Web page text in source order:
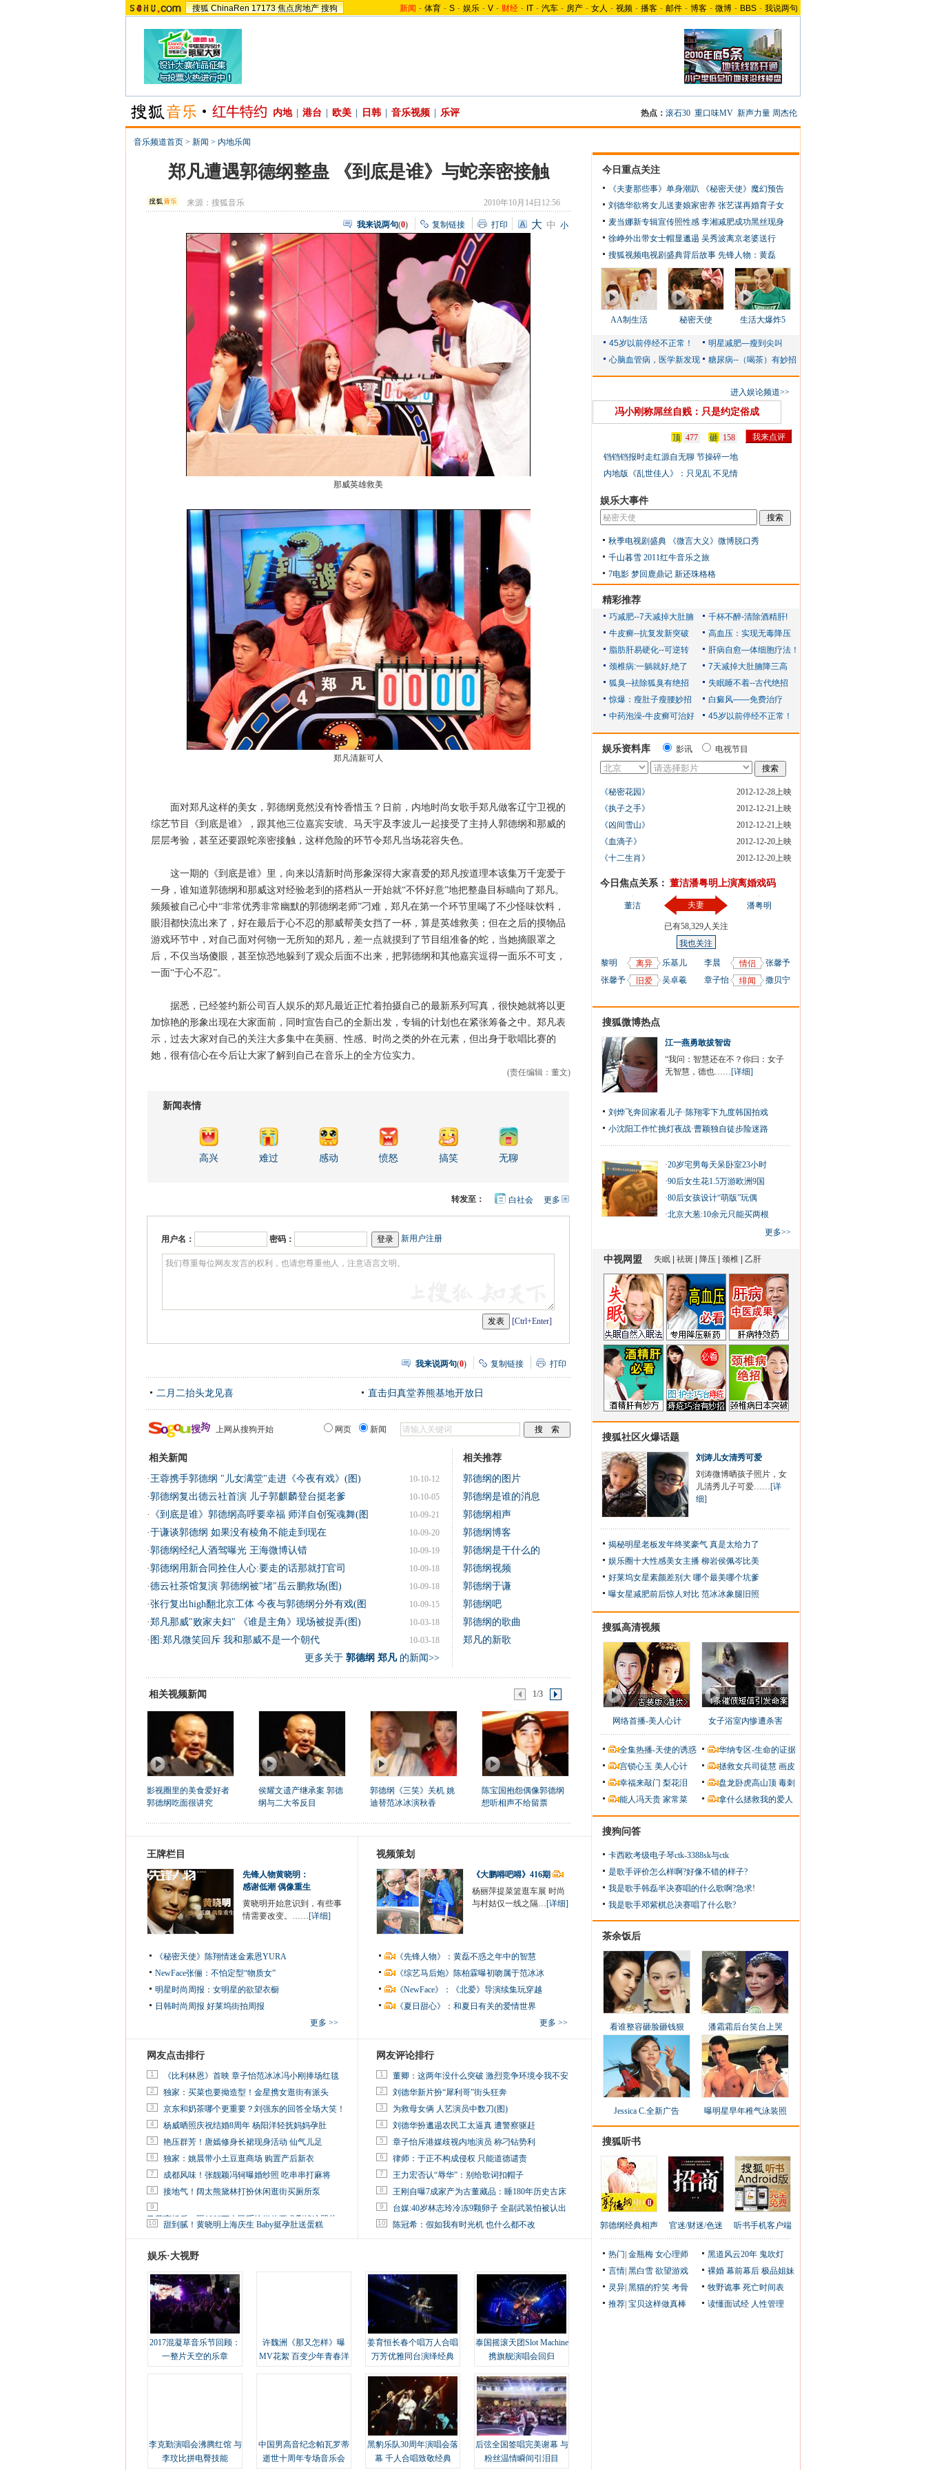
搜狐 ChinaRen 17173 焦点房地产 搜狗 新闻 - 体育 - S - 娱乐 - V - 财经 - IT - 汽车 - 房产 - 女人 - 视频 - 播客 - 邮件 - 博客 - 微博 - BBS - 我说两句
内地 港台 欧美 日韩 音乐视频 乐评 热点： 滚石30 重口味MV 新声力量 周杰伦
音乐频道首页 > 新闻 > 内地乐闻
郑凡遭遇郭德纲整蛊 《到底是谁》与蛇亲密接触
来源：搜狐音乐 2010年10月14日12:56
我来说两句(0) 复制链接 打印 大 中 小
那威英雄救美
郑凡清新可人
面对郑凡这样的美女，郭德纲竟然没有怜香惜玉？日前，内地时尚女歌手郑凡做客辽宁卫视的
综艺节目《到底是谁》，跟其他三位嘉宾安琥、马天宇及李波儿一起接受了主持人郭德纲和那威的
层层考验，甚至还要跟蛇亲密接触，这样危险的环节令郑凡当场花容失色。
这一期的《到底是谁》里，向来以清新时尚形象深得大家喜爱的郑凡按道理本该集万千宠爱于
一身，谁知道郭德纲和那威这对经验老到的搭档从一开始就“不怀好意”地把整蛊目标瞄向了郑凡。
频频被自己心中“非常优秀非常幽默的郭德纲老师”刁难，郑凡在第一个环节里喝了不少怪味饮料，
眼泪都快流出来了，好在最后于心不忍的那威帮美女挡了一杯，算是英雄救美；但在之后的摸物品
游戏环节中，对自己面对何物一无所知的郑凡，差一点就摸到了节目组准备的蛇，当她摘眼罩之
后，不仅当场傻眼，甚至惊恐地躲到了观众后面不出来，把郭德纲和其他嘉宾逗得一面乐不可支，
一面“于心不忍”。
据悉，已经签约新公司百人娱乐的郑凡最近正忙着拍摄自己的最新系列写真，很快她就将以更
加惊艳的形象出现在大家面前，同时宣告自己的全新出发，专辑的计划也在紧张筹备之中。郑凡表
示，过去大家对自己的关注大多集中在美丽、性感、时尚之类的外在元素，但出身于歌唱比赛的
她，很有信心在今后让大家了解到自己在音乐上的全方位实力。
(责任编辑：董文)
新闻表情
高兴 难过 感动 愤怒 搞笑 无聊
更多开
转发至： 白社会
用户名： 密码： 新用户注册
[Ctrl+Enter]
我来说两句(0) 复制链接 打印
二月二抬头龙见喜 直击归真堂养熊基地开放日
上网从搜狗开始 网页 新闻
相关新闻
10-10-12
·王蓉携手郭德纲 "儿女满堂"走进《今夜有戏》(图)
10-10-05
·郭德纲复出德云社首演 儿子郭麒麟登台挺老爹
10-09-21
· 《到底是谁》郭德纲高呼要幸福 师洋自创冤魂舞(图
10-09-20
·于谦谈郭德纲 如果没有棱角不能走到现在
10-09-19
·郭德纲经纪人酒驾曝光 王海微博认错
10-09-18
·郭德纲用新合同拴住人心:要走的话那就打官司
10-09-18
·德云社茶馆复演 郭德纲被"堵"岳云鹏救场(图)
10-09-15
·张行复出high翻北京工体 今夜与郭德纲分外有戏(图
10-03-18
·郑凡那威"败家夫妇" 《谁是主角》现场被捉弄(图)
10-03-18
· 图:郑凡微笑回斥 我和那威不是一个朝代
更多关于 郭德纲 郑凡的新闻>>
相关推荐
郭德纲的图片
郭德纲是谁的消息
郭德纲相声
郭德纲博客
郭德纲是干什么的
郭德纲视频
郭德纲于谦
郭德纲吧
郭德纲的歌曲
郑凡的新歌
相关视频新闻 1/3
影视圈里的美食爱好者
郭德纲吃面很讲究
侯耀文遗产继承案 郭德
纲与二大爷反目
郭德纲《三笑》关机 姚
迪替范冰冰演秋香
陈宝国抱怨偶像郭德纲
想听相声不给留票
王牌栏目
先锋人物黄晓明：
感谢低潮 偶像重生
黄晓明开始意识到，有些事
情需要改变。……[详细]
《秘密天使》陈翔情迷金素恩YURA
NewFace张俪：不怕定型“物质女”
明星时尚周报：女明星的欲望衣橱
日韩时尚周报 好莱坞街拍周报
更多 >>
视频策划
《大鹏嘚吧嘚》416期
杨丽萍提菜篮逛车展 时尚
与村姑仅一线之隔…[详细]
《先锋人物》：黄磊不惑之年中的智慧
《综艺马后炮》陈柏霖曝初吻属于范冰冰
《NewFace》：《北爱》导演续集玩穿越
《夏日甜心》：和夏日有关的爱情世界
更多 >>
网友点击排行
1 《比利林恩》首映 章子怡范冰冰冯小刚捧场红毯
2 独家：买菜也要拗造型！金星携女逛街有派头
3 京东和奶茶哪个更重要？刘强东的回答全场大笑！
4 杨威晒照庆祝结婚8周年 杨阳洋轻抚妈妈孕肚
5 艳压群芳！唐嫣修身长裙现身活动 仙气儿足
6 独家：姚晨带小土豆逛商场 购置产后新衣
7 成都风味！张靓颖冯轲曝婚纱照 吃串串打麻将
8 接地气！阔太熊黛林打扮休闲逛街买厕所泵
9
马蓉离婚后，砸1000万人民币给媒体要求删掉这照片
10 甜到腻！黄晓明上海庆生 Baby挺孕肚送蛋糕
网友评论排行
1 董卿：这两年没什么突破 激烈竞争环境令我不安
2 刘德华新片扮“犀利哥”街头狂奔
3 为救母女俩 人艺演员中数刀(图)
4 刘德华扮邋遢农民工太逼真 遭警察驱赶
5 章子怡斥港媒歧视内地演员 称刁钻势利
6 律师：于正不构成侵权 只能道德谴责
7 王力宏否认“辱华”：别给歌词扣帽子
8 王刚自曝7成家产为古董藏品：睡180年历史古床
9 台媒:40岁林志玲冷冻9颗卵子 全副武装怕被认出
10 陈冠希：假如我有时光机 也什么都不改
娱乐·大视野
2017混凝草音乐节回顾：
一整片天空的乐章
许魏洲《那又怎样》曝
MV花絮 百变少年青春洋
姜育恒长春个唱万人合唱
万芳优雅同台演绎经典
泰国摇滚天团Slot Machine
携旗舰演唱会回归
李克勤演唱会沸腾红馆 与
李玟比拼电臀技能
中国男高音纪念帕瓦罗蒂
逝世十周年专场音乐会
黑豹乐队30周年演唱会落
幕 千人合唱致敬经典
后弦全国签唱完美谢幕 与
粉丝温情瞬间引泪目
今日重点关注
《夫妻那些事》单身潮趴
《秘密天使》魔幻预告
刘德华欲将女儿送妻娘家密养 张艺谋再婚育子女
麦当娜新专辑宣传照性感 李湘减肥成功黑丝现身
徐峥外出带女士帽显邋遢 吴秀波离京老婆送行
搜狐视频电视剧盛典背后故事 先锋人物：黄磊
AA制生活 秘密天使 生活大爆炸5
进入娱论频道>>
冯小刚称屌丝自贱：只是约定俗成
顶 477 砸
158
铛铛铛报时走红源自无聊 节操碎一地
内地版《乱世佳人》：只见乱 不见情
娱乐大事件
秋季电视剧盛典
《微言大义》微博脱口秀
千山暮雪 2011红牛音乐之旅
7电影 梦回鹿鼎记 新还珠格格
精彩推荐
娱乐资料库 影讯 电视节目
《秘密花园》
2012-12-28上映
《执子之手》
2012-12-21上映
《凶间雪山》
2012-12-21上映
《血滴子》
2012-12-20上映
《十二生肖》
2012-12-20上映
今日焦点关系： 董洁潘粤明上演离婚戏码
董洁 夫妻
已有58,329人关注
我也关注
潘粤明
黎明 离异
乐基儿
张馨予
旧爱 吴卓羲
李晨 情侣
张馨予
章子怡
绯闻 撒贝宁
搜狐微博热点
江一燕勇敢拔智齿
“我问：智慧还在不？你曰：女子
无智慧，德也……[详细]
刘烨飞奔回家看儿子·陈翔零下九度韩国拍戏
小沈阳工作忙挑灯夜战·曹颖独自徒步险迷路
·20岁宅男每天呆卧室23小时
·90后女生花1.5万游欧洲9国
·80后女孩设计“萌版”玩偶
·北京大葱:10余元只能买两根
更多>>
搜狐社区火爆话题
刘涛儿女清秀可爱
刘涛微博晒孩子照片，女
儿清秀儿子可爱……[详
细]
揭秘明星老板发年终奖豪气 真是太给力了
娱乐圈十大性感美女主播 柳岩侯佩岑比美
好莱坞女星素颜差别大 哪个最美哪个坑爹
曝女星减肥前后惊人对比 范冰冰象腿旧照
搜狐高清视频
网络首播-美人心计 女子浴室内惨遭杀害
全集热播-天使的诱惑
华纳专区-生命的证据
宫锁心玉 美人心计 拯救女兵司徒慧 画皮
幸福来敲门 梨花泪 盘龙卧虎高山顶 毒刺
能人冯天贵 家常菜 拿什么拯救我的爱人
搜狗问答
卡西欧考级电子琴ctk-3388sk与ctk
是歌手评价怎么样啊?好像不错的样子?
我是歌手韩磊半决赛唱的什么歌啊?急求!
我是歌手邓紫棋总决赛唱了什么歌?
茶余饭后
看谁整容砸脸砸钱狠 潘霜霜后台笑台上哭
Jessica C.全新广告 曝明星早年稚气泳装照
搜狐听书
郭德纲经典相声 官迷/财迷/色迷 听书手机客户端
热门 金瓶梅 女心理师 黑道风云20年 鬼吹灯
言情 黑白雪 欲望游戏 裸婚 幕前幕后 极品姐妹
灵异 黑猫的狞笑 考骨 牧野诡事 死亡时间表
推荐 宝贝这样做真棒 读懂面试经 人性管理